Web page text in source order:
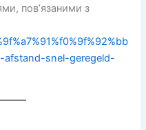
пов’язаними з
snel-geregeld-